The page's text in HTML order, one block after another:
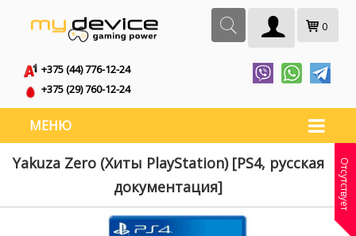
0
+375 (44) 776-12-24
+375 (29) 760-12-24
МЕНЮ
Yakuza Zero (Хиты PlayStation) [PS4, русская
документация]
Отсутствует